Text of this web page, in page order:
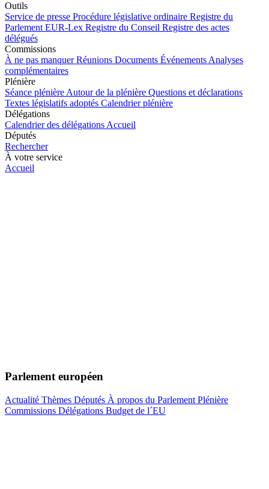
Outils
Service de presse Procédure législative ordinaire Registre du
Parlement EUR-Lex Registre du Conseil Registre des actes
délégués
Commissions
À ne pas manquer Réunions Documents Événements Analyses
complémentaires
Plénière
Séance plénière Autour de la plénière Questions et déclarations
Textes législatifs adoptés Calendrier plénière
Délégations
Calendrier des délégations Accueil
Députés
Rechercher
À votre service
Accueil
Parlement européen
Actualité Thèmes Députés À propos du Parlement Plénière
Commissions Délégations Budget de l´EU